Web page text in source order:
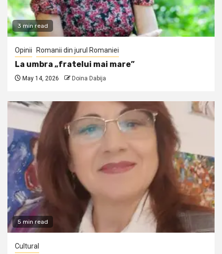
3 min read
Opinii Romanii din jurul Romaniei
La umbra „fratelui mai mare”
May 14, 2026 Doina Dabija
5 min read
Cultural